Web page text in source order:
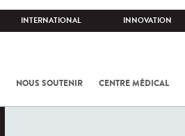
INTERNATIONAL INNOVATION
NOUS SOUTENIR CENTRE MÉDICAL